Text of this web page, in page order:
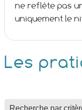
ne reflète pas
uniquement le
Les
Recherche par